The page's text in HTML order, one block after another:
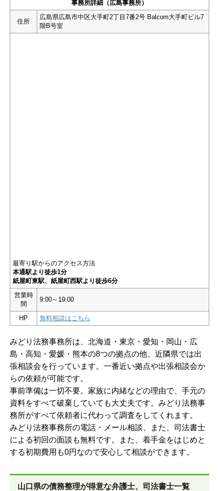
事務所詳細（広島事務所）
住所
広島県広島市中区大手町2丁目7番2号 Balcom大手町ビル7
階B号室
最寄り駅からのアクセス方法
本通駅より徒歩1分
紙屋町東駅、紙屋町西駅より徒歩6分
営業時
間
9:00～19:00
HP 無料相談はこちら
みどり法務事務所は、北海道・東京・愛知・岡山・広
島・高知・愛媛・熊本の8つの拠点の他、近隣県では出
張相談会を行っています。一番近い拠点や出張相談会か
らの依頼が可能です。
事前準備は一切不要。家族に内緒などの理由で、手元の
資料をすべて破棄していても大丈夫です。みどり法務事
務所がすべて依頼者に代わって調査をしてくれます。
みどり法務事務所の電話・メール相談、また、司法書士
による初回の面談も無料です。また、着手金をはじめと
する初期費用も0円なので安心して相談ができます。
山口県の債務整理が得意な弁護士、司法書士一覧